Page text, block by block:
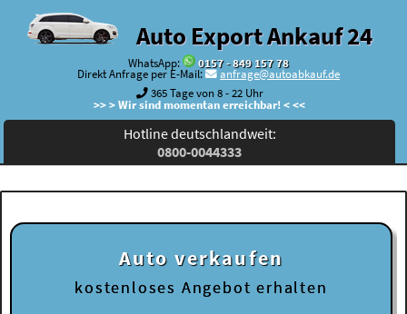
Auto Export Ankauf 24
WhatsApp:
0157 - 849 157 78
Direkt Anfrage per E-Mail:
anfrage@autoabkauf.de
365 Tage von 8 - 22 Uhr
>> > Wir sind momentan erreichbar! < <<
Hotline deutschlandweit:
0800-0044333
Auto verkaufen
kostenloses Angebot erhalten